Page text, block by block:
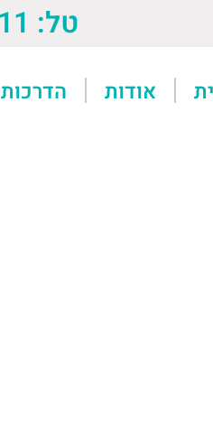
טל: 073-7613611
אודות הדרכות